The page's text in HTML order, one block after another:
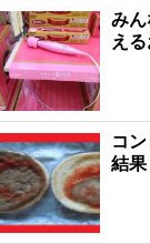
み
え
コ
結